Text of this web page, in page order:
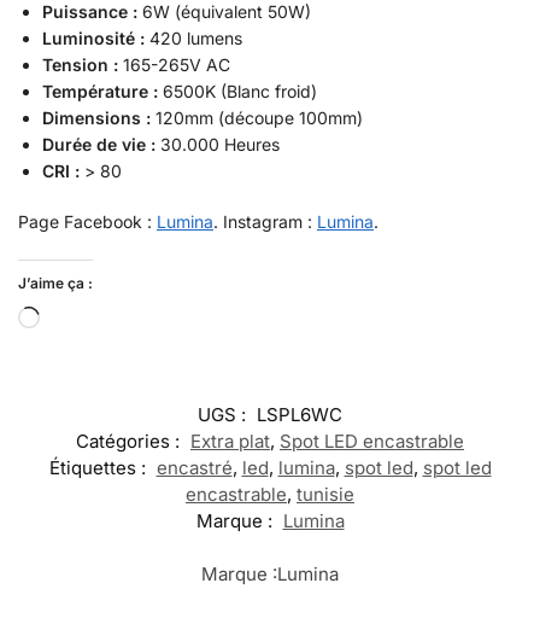
Puissance : 6W (équivalent 50W)
Luminosité : 420 lumens
Tension : 165-265V AC
Température : 6500K (Blanc froid)
Dimensions : 120mm (découpe 100mm)
Durée de vie : 30.000 Heures
CRI : > 80
Page Facebook : Lumina. Instagram : Lumina.
J’aime ça :
UGS : LSPL6WC
Catégories : Extra plat, Spot LED encastrable
Étiquettes : encastré, led, lumina, spot led, spot led
encastrable, tunisie
Marque : Lumina
Marque :Lumina